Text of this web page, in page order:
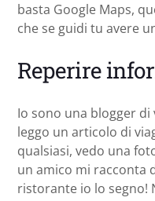
basta Google Maps,
che se guidi tu avere
Reperire
Io sono una blogger
leggo un articolo di
qualsiasi, vedo una
un amico mi racconta
ristorante io lo segno!